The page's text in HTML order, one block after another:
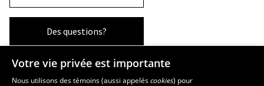
Des questions?
La Faculté et ses écoles
Votre vie privée est importante
Nous utilisons des témoins (aussi appeléscookies) pour